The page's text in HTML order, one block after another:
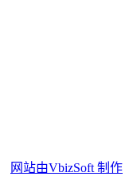
网站由VbizSoft 制作